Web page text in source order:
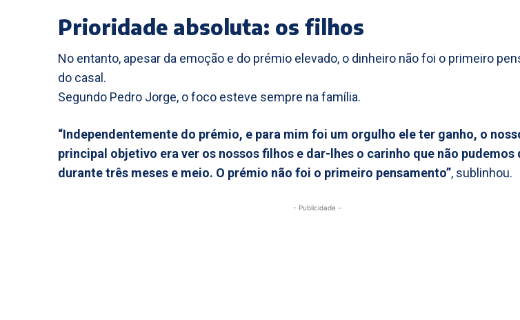
Prioridade absoluta: os filhos
No entanto, apesar da emoção e do prémio elevado, o dinheiro não foi o primeiro
do casal.
Segundo Pedro Jorge, o foco esteve sempre na família.
“Independentemente do prémio, e para mim foi um orgulho ele ter ganho, o
principal objetivo era ver os nossos filhos e dar-lhes o carinho que não pudemos
durante três meses e meio. O prémio não foi o primeiro pensamento”, sublinhou.
- Publicidade -